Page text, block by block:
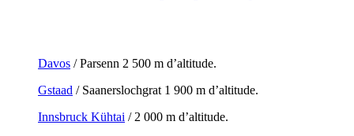
Davos / Parsenn 2 500 m d’altitude.
Gstaad / Saanerslochgrat 1 900 m d’altitude.
Innsbruck Kühtai / 2 000 m d’altitude.